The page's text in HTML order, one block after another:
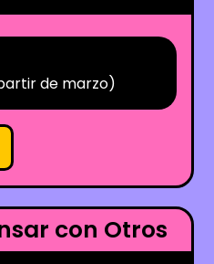
de marzo)
con Otros